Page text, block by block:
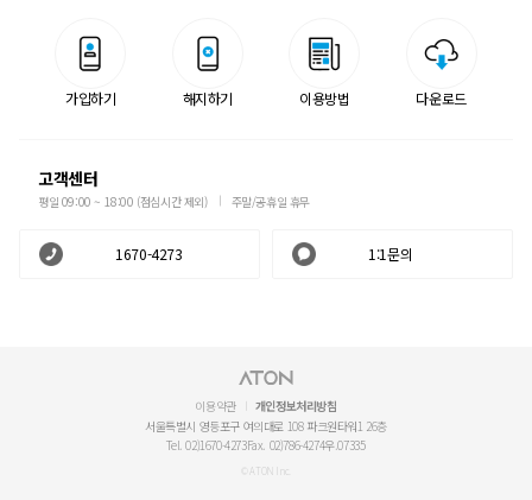
가입하기 해지하기 이용방법 다운로드
고객센터
평일 09:00 ~ 18:00 (점심시간 제외) 주말/공휴일 휴무
1670-4273 1:1문의
이용약관
개인정보처리방침
서울특별시 영등포구 여의대로 108 파크원타워1 26층
Tel. 02)1670-4273Fax. 02)786-4274우.07335
© ATON Inc.